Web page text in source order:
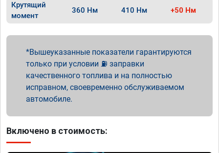
Крутящий
момент
360 Нм 410 Нм +50 Нм
Вышеуказанные показатели гарантируются
только при условии ⛽ заправки
качественного топлива и на полностью
исправном, своевременно обслуживаемом
автомобиле.
Включено в стоимость: